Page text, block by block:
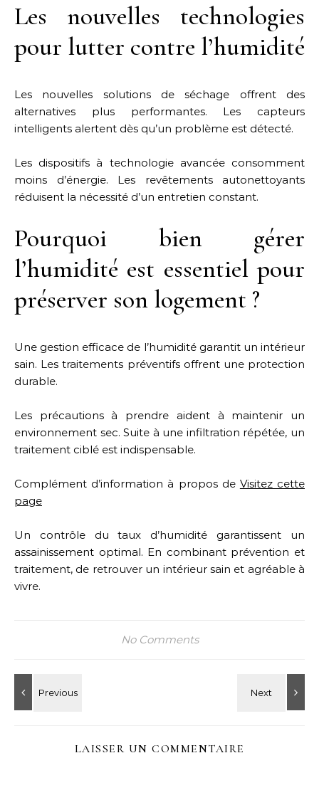
Les nouvelles technologies
pour lutter contre l’humidité
Les nouvelles solutions de séchage offrent des
alternatives plus performantes. Les capteurs
intelligents alertent dès qu’un problème est détecté.
Les dispositifs à technologie avancée consomment
moins d’énergie. Les revêtements autonettoyants
réduisent la nécessité d’un entretien constant.
Pourquoi bien gérer
l’humidité est essentiel pour
préserver son logement ?
Une gestion efficace de l’humidité garantit un intérieur
sain. Les traitements préventifs offrent une protection
durable.
Les précautions à prendre aident à maintenir un
environnement sec. Suite à une infiltration répétée, un
traitement ciblé est indispensable.
Complément d’information à propos de Visitez cette
page
Un contrôle du taux d’humidité garantissent un
assainissement optimal. En combinant prévention et
traitement, de retrouver un intérieur sain et agréable à
vivre.
No Comments
LAISSER UN COMMENTAIRE